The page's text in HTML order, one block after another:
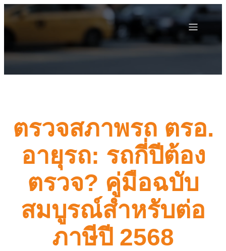
ตรวจสภาพรถ ตรอ.
อายุรถ: รถกี่ปีต้อง
ตรวจ? คู่มือฉบับ
สมบูรณ์สำหรับต่อ
ภาษีปี 2568